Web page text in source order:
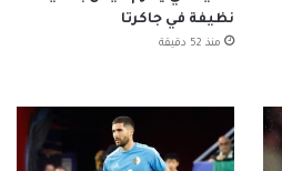
نظيفة في جاكرتا
منذ 52 دقيقة